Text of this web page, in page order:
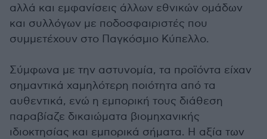
αλλά και εμφανίσεις άλλων εθνικών ομάδων
και συλλόγων με ποδοσφαιριστές που
συμμετέχουν στο Παγκόσμιο Κύπελλο.
Σύμφωνα με την αστυνομία, τα προϊόντα είχαν
σημαντικά χαμηλότερη ποιότητα από τα
αυθεντικά, ενώ η εμπορική τους διάθεση
παραβίαζε δικαιώματα βιομηχανικής
ιδιοκτησίας και εμπορικά σήματα. Η αξία των